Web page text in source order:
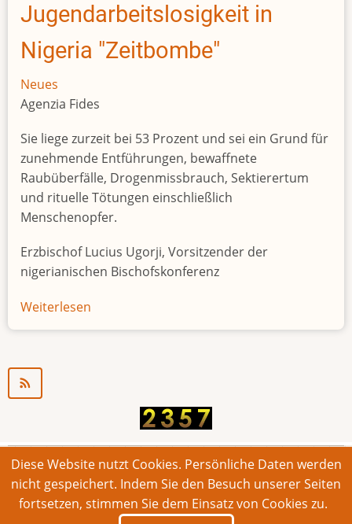
Jugendarbeitslosigkeit in
Nigeria "Zeitbombe"
Neues
Agenzia Fides
Sie liege zurzeit bei 53 Prozent und sei ein Grund für
zunehmende Entführungen, bewaffnete
Raubüberfälle, Drogenmissbrauch, Sektierertum
und rituelle Tötungen einschließlich
Menschenopfer.
Erzbischof Lucius Ugorji, Vorsitzender der
nigerianischen Bischofskonferenz
Weiterlesen
Jugendarbeitslosigkeit
© 2026 Bonner Aufruf. Alle Rechte vorbehalten.
Footer
Impressum Kontakt Intern
Diese Website nutzt Cookies. Persönliche Daten werden
nicht gespeichert. Indem Sie den Besuch unserer Seiten
fortsetzen, stimmen Sie dem Einsatz von Cookies zu.